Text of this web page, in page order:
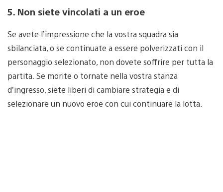
5. Non siete vincolati a un eroe
Se avete l’impressione che la vostra squadra sia
sbilanciata, o se continuate a essere polverizzati con il
personaggio selezionato, non dovete soffrire per tutta la
partita. Se morite o tornate nella vostra stanza
d’ingresso, siete liberi di cambiare strategia e di
selezionare un nuovo eroe con cui continuare la lotta.